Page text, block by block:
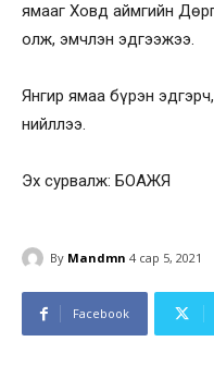
ямааг Ховд аймгийн
олж, эмчлэн эдгээжээ.
Янгир ямаа бүрэн
нийллээ.
Эх сурвалж: БОАЖЯ
By Mandmn 4 сар 5, 2021
Facebook